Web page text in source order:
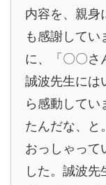
内容を、親身
も感謝してい
に、「〇〇さ
誠波先生には
ら感動してい
たんだな、と
おっしゃって
した。誠波